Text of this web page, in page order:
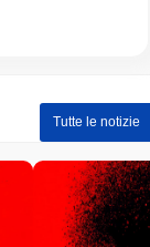
di
rispetto al
Tutte le notizie